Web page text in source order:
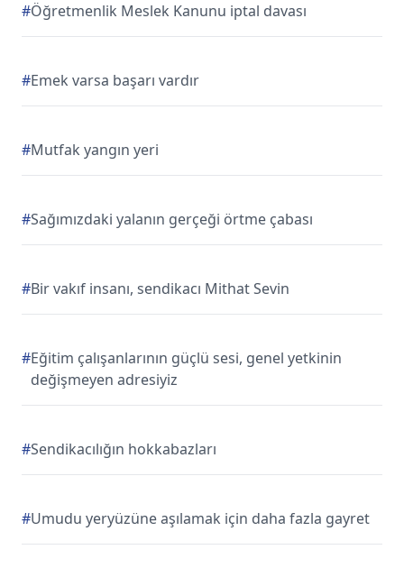
#Öğretmenlik Meslek Kanunu iptal davası
#Emek varsa başarı vardır
#Mutfak yangın yeri
#Sağımızdaki yalanın gerçeği örtme çabası
#Bir vakıf insanı, sendikacı Mithat Sevin
#Eğitim çalışanlarının güçlü sesi, genel yetkinin
değişmeyen adresiyiz
#Sendikacılığın hokkabazları
#Umudu yeryüzüne aşılamak için daha fazla gayret